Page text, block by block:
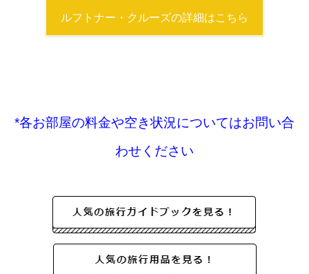
ルフトナー・クルーズの詳細はこちら
*各お部屋の料金や空き状況についてはお問い合
わせください